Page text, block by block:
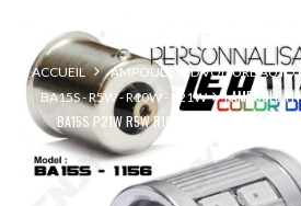
CREE LED
ACCUEIL
AMPOULE LED VOITURE AUTO
BA15S - R5W - R10W - P21W
1 AMPOULE
BA15S P21W R5W R10W 1156 BASE 12LED